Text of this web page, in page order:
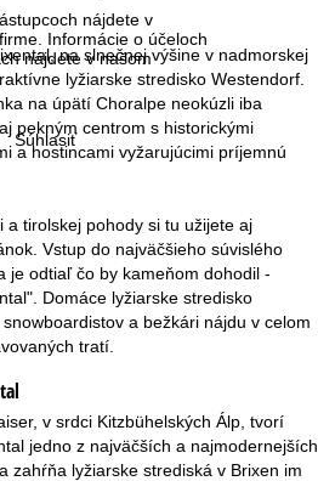
nájdete v
Informácie o účeloch
nájdete v našom
Súhlasiť
na slnečnej výšine v nadmorskej
lyžiarske stredisko Westendorf.
na úpätí Choralpe neokúzli iba
pekným centrom s historickými
a hostincami vyžarujúcimi príjemnú
tirolskej pohody si tu užijete aj
Vstup do najväčšieho súvislého
je odtiaľ čo by kameňom dohodil -
Domáce lyžiarske stredisko
a bežkári nájdu v celom
tratí.
v srdci Kitzbühelských Álp, tvorí
jedno z najväčších a najmodernejších
zahŕňa lyžiarske strediská v Brixen im